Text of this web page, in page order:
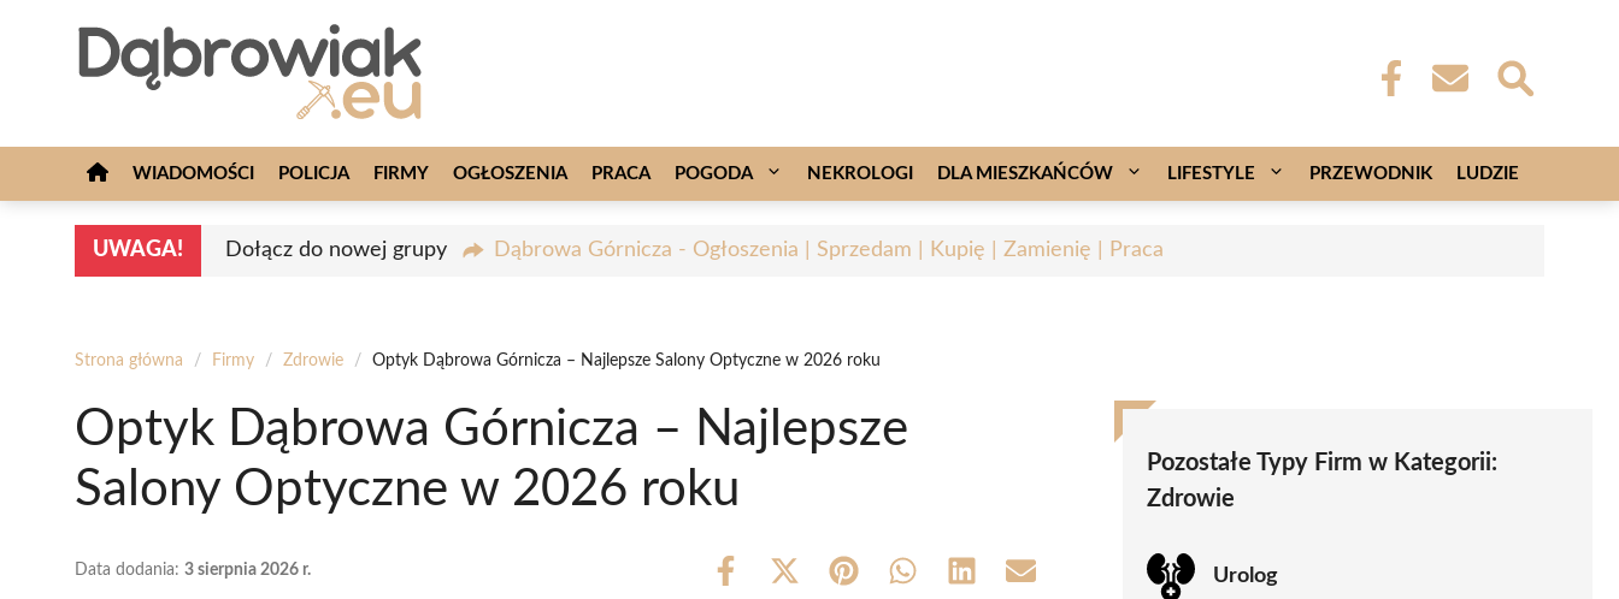
WIADOMOŚCI POLICJA FIRMY OGŁOSZENIA PRACA POGODA NEKROLOGI DLA MIESZKAŃCÓW LIFESTYLE PRZEWODNIK LUDZIE
UWAGA! Dołącz do nowej grupy Dąbrowa Górnicza - Ogłoszenia | Sprzedam | Kupię | Zamienię | Praca
Strona główna / Firmy / Zdrowie / Optyk Dąbrowa Górnicza – Najlepsze Salony Optyczne w 2026 roku
Optyk Dąbrowa Górnicza – Najlepsze
Salony Optyczne w 2026 roku
Data dodania: 3 sierpnia 2026 r.
Share
Share Share Share Share Share
Pozostałe Typy Firm w Kategorii:
Zdrowie
Urolog